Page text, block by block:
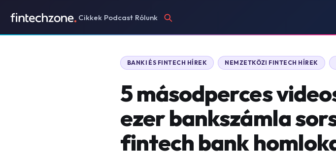
Cikkek Podcast Rólunk
BANKI ÉS FINTECH HÍREK NEMZETKÖZI FINTECH HÍREK
5 másodperces
ezer bankszámla
fintech bank